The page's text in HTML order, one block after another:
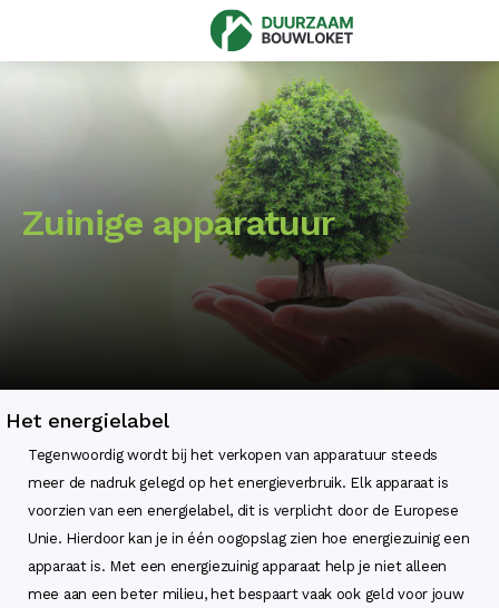
Zuinige apparatuur
Het energielabel
Tegenwoordig wordt bij het verkopen van apparatuur steeds
meer de nadruk gelegd op het energieverbruik. Elk apparaat is
voorzien van een energielabel, dit is verplicht door de Europese
Unie. Hierdoor kan je in één oogopslag zien hoe energiezuinig een
apparaat is. Met een energiezuinig apparaat help je niet alleen
mee aan een beter milieu, het bespaart vaak ook geld voor jouw